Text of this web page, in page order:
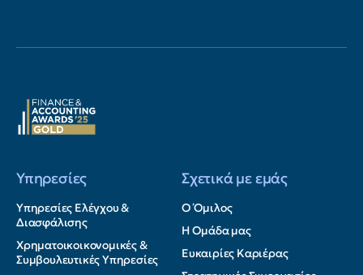
Υπηρεσίες
Υπηρεσίες Ελέγχου &
Διασφάλισης
Χρηματοικοικονομικές &
Συμβουλευτικές Υπηρεσίες
Σχετικά με εμάς
Ο Όμιλος
Η Ομάδα μας
Ευκαιρίες Καριέρας